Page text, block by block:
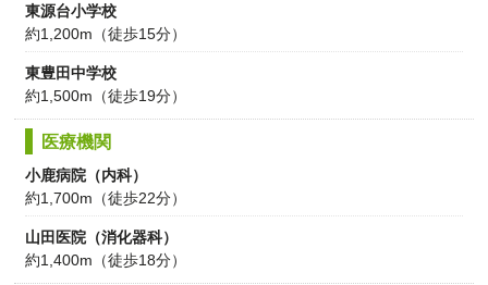
東源台小学校
約1,200m（徒歩15分）
東豊田中学校
約1,500m（徒歩19分）
医療機関
小鹿病院（内科）
約1,700m（徒歩22分）
山田医院（消化器科）
約1,400m（徒歩18分）